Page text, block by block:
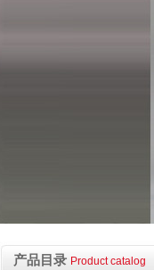
产品目录 Product catalog